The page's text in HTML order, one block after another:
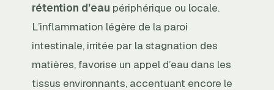
rétention d’eau périphérique ou locale.
L’inflammation légère de la paroi
intestinale, irritée par la stagnation des
matières, favorise un appel d’eau dans les
tissus environnants, accentuant encore le